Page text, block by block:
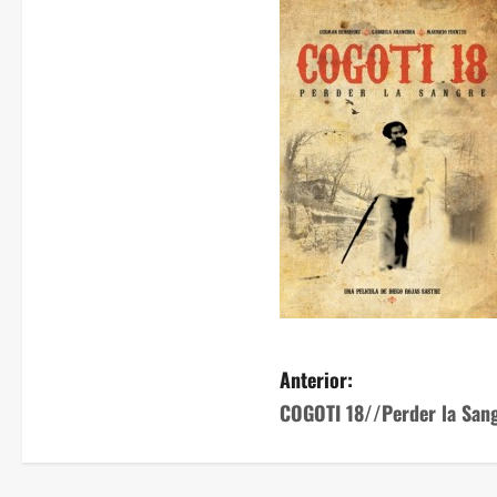
Anterior:
COGOTI 18//Perder la